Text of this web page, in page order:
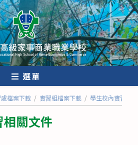
選單
檔案下載 / 實習組檔案下載 / 學生校內實習相
關文件